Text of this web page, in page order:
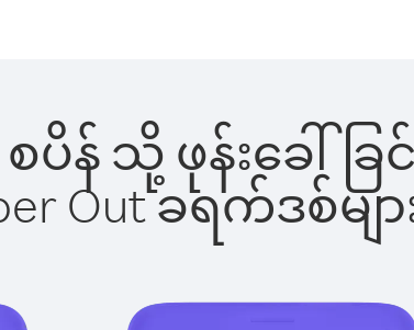
င့် စပိန် သို့ ဖုန်းခေ
Out ခရက်ဒစ်မ